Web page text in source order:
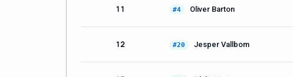
11 #4 Oliver Barton
12 #20 Jesper Vallbom